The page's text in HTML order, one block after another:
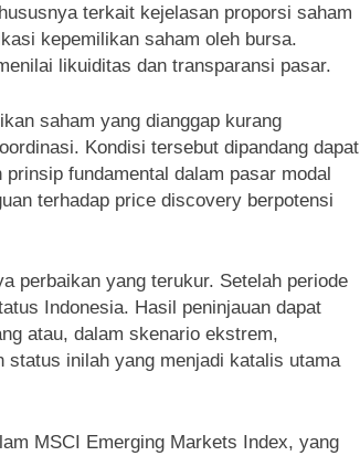
terkait kejelasan proporsi saham
kepemilikan saham oleh bursa.
likuiditas dan transparansi pasar.
saham yang dianggap kurang
Kondisi tersebut dipandang dapat
fundamental dalam pasar modal
terhadap price discovery berpotensi
perbaikan yang terukur. Setelah periode
Indonesia. Hasil peninjauan dapat
atau, dalam skenario ekstrem,
status inilah yang menjadi katalis utama
MSCI Emerging Markets Index, yang